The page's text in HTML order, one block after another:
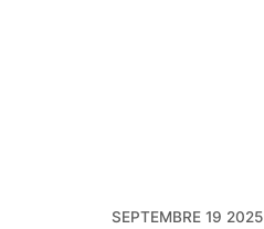
SEPTEMBRE 19 2025